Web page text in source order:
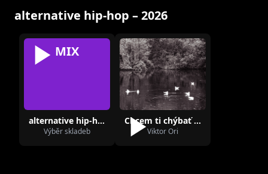
alternative hip-hop – 2026
MIX
alternative hip-hop
Výběr skladeb
Chcem ti chýbať (feat. Adam the World)
Viktor Ori